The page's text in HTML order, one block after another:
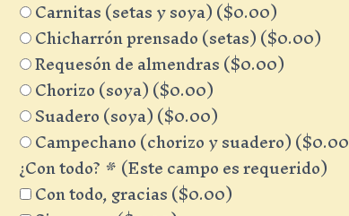
Carnitas (setas y soya) ($0.00)
Chicharrón prensado (setas) ($0.00)
Requesón de almendras ($0.00)
Chorizo (soya) ($0.00)
Suadero (soya) ($0.00)
Campechano (chorizo y suadero) ($0.00
¿Con todo?* (Este campo es requerido)
Con todo, gracias ($0.00)